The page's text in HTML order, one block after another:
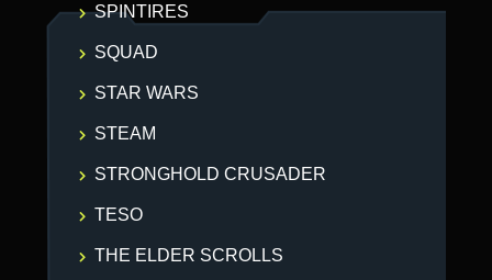
SPINTIRES
SQUAD
STAR WARS
STEAM
STRONGHOLD CRUSADER
TESO
THE ELDER SCROLLS